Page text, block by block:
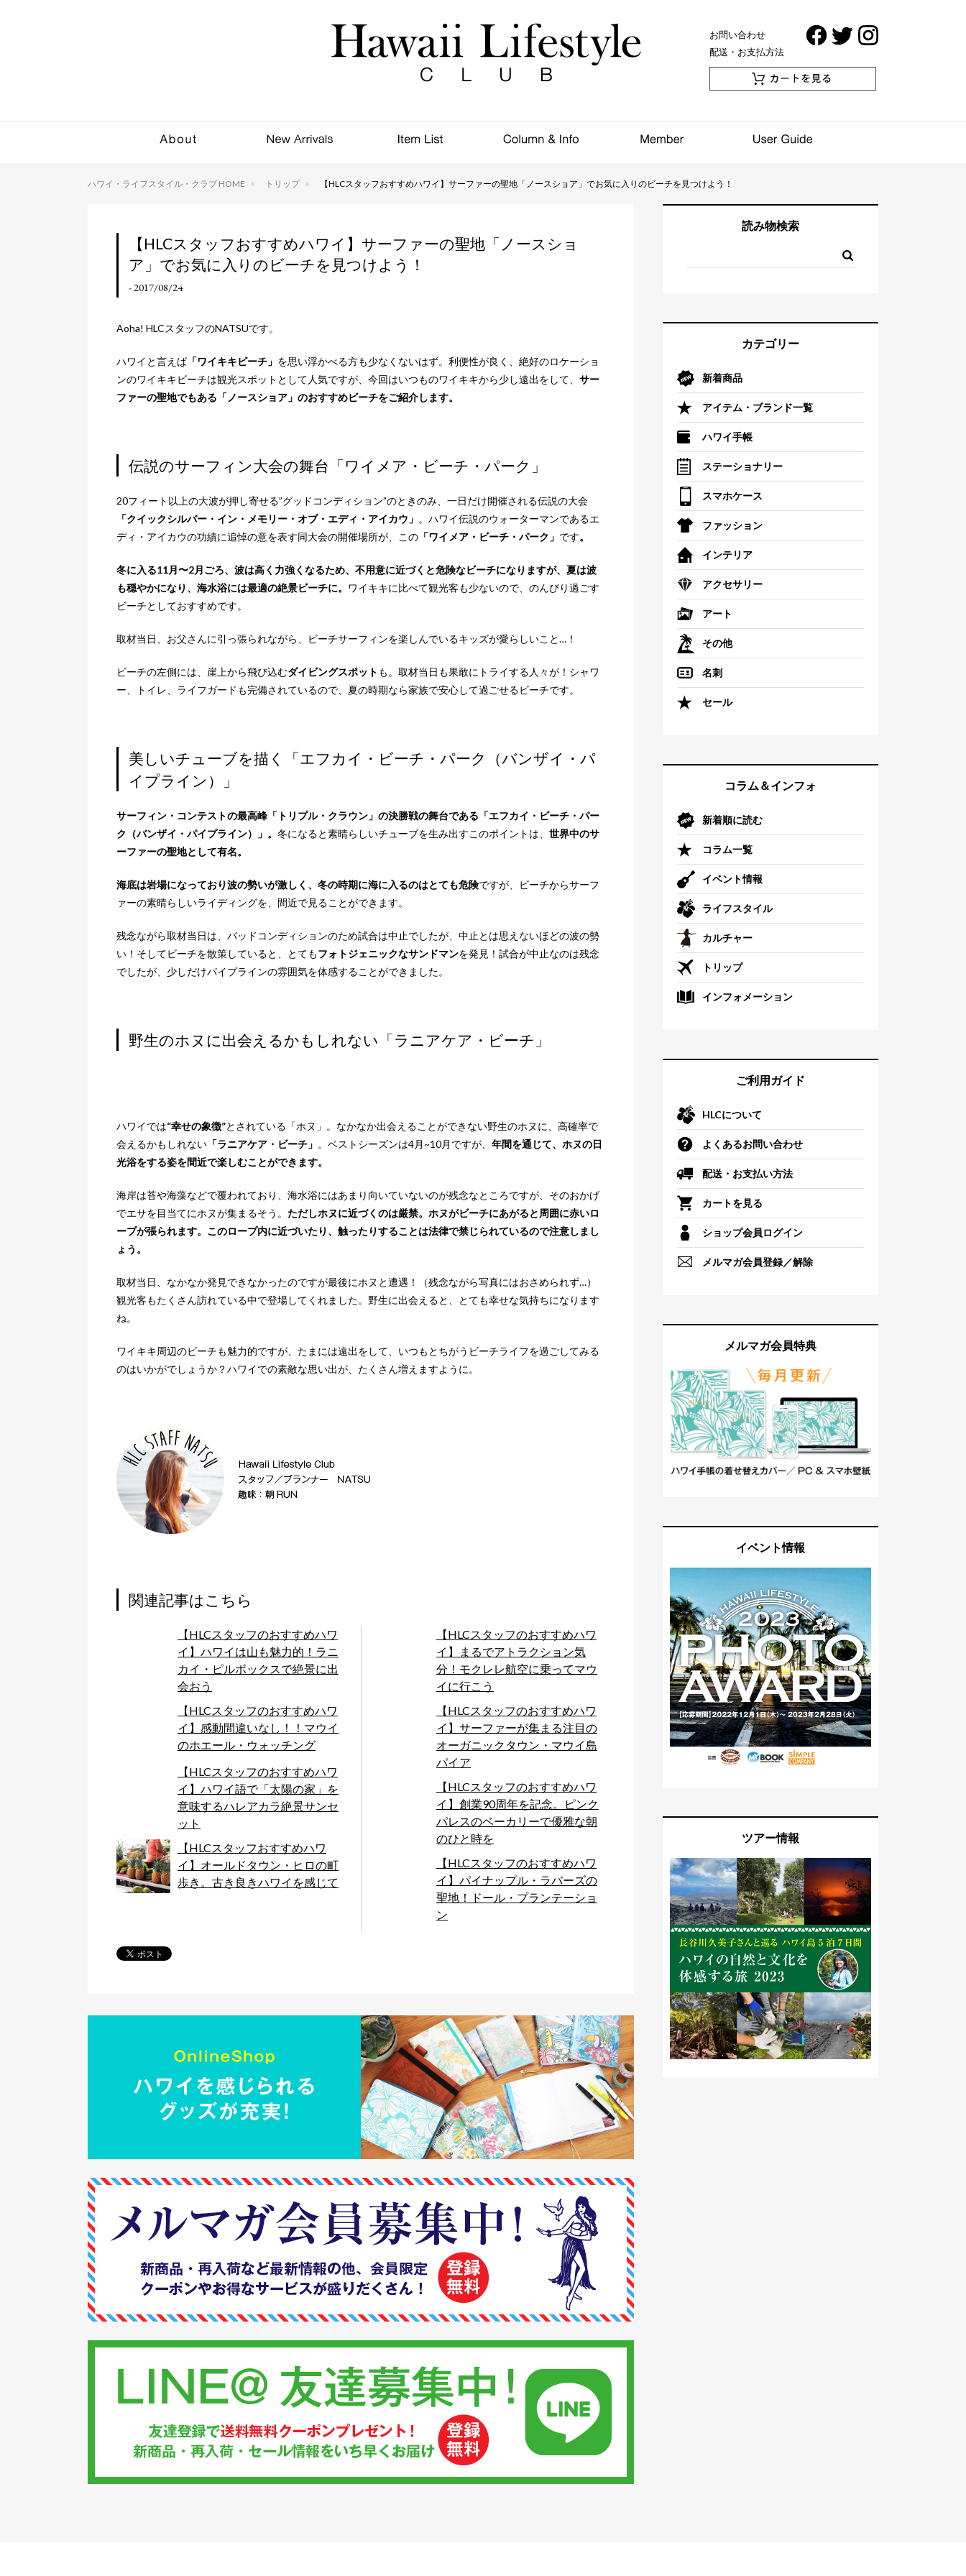
お問い合わせ
配送・お支払方法
ハワイ・ライフスタイル・クラブ HOME トリップ 【HLCスタッフおすすめハワイ】サーファーの聖地「ノースショア」でお気に入りのビーチを見つけよう！
【HLCスタッフおすすめハワイ】サーファーの聖地「ノースショ
ア」でお気に入りのビーチを見つけよう！
- 2017/08/24
Aoha! HLCスタッフのNATSUです。
ハワイと言えば「ワイキキビーチ」 を思い浮かべる方も少なくないはず。利便性が良く、絶好のロケーショ
ンのワイキキビーチは観光スポットとして人気ですが、今回はいつものワイキキから少し遠出をして、 サー
ファーの聖地でもある「ノースショア」のおすすめビーチをご紹介します。
伝説のサーフィン大会の舞台「ワイメア・ビーチ・パーク」
20フィート以上の大波が押し寄せる”グッドコンディション”のときのみ、一日だけ開催される伝説の大会
「クイックシルバー・イン・メモリー・オブ・エディ・アイカウ」 。ハワイ伝説のウォーターマンであるエ
ディ・アイカウの功績に追悼の意を表す同大会の開催場所が、この 「ワイメア・ビーチ・パーク」 です。
冬に入る11月〜2月ごろ、波は高く力強くなるため、不用意に近づくと危険なビーチになりますが、夏は波
も穏やかになり、海水浴には最適の絶景ビーチに。 ワイキキに比べて観光客も少ないので、のんびり過ごす
ビーチとしておすすめです。
取材当日、お父さんに引っ張られながら、ビーチサーフィンを楽しんでいるキッズが愛らしいこと…！
ビーチの左側には、崖上から飛び込むダイビングスポット も。取材当日も果敢にトライする人々が！シャワ
ー、トイレ、ライフガードも完備されているので、夏の時期なら家族で安心して過ごせるビーチです。
美しいチューブを描く「エフカイ・ビーチ・パーク（バンザイ・パ
イプライン）」
サーフィン・コンテストの最高峰「トリプル・クラウン」の決勝戦の舞台である「エフカイ・ビーチ・パー
ク（バンザイ・パイプライン）」。 冬になると素晴らしいチューブを生み出すこのポイントは、 世界中のサ
ーファーの聖地として有名。
海底は岩場になっており波の勢いが激しく、冬の時期に海に入るのはとても危険ですが、ビーチからサーフ
ァーの素晴らしいライディングを、間近で見ることができます。
残念ながら取材当日は、バッドコンディションのため試合は中止でしたが、中止とは思えないほどの波の勢
い！そしてビーチを散策していると、とてもフォトジェニックなサンドマンを発見！試合が中止なのは残念
でしたが、少しだけパイプラインの雰囲気を体感することができました。
野生のホヌに出会えるかもしれない「ラニアケア・ビーチ」
ハワイでは“幸せの象徴”とされている「ホヌ」。なかなか出会えることができない野生のホヌに、高確率で
会えるかもしれない 「ラニアケア・ビーチ」 。ベストシーズンは4月~10月ですが、 年間を通じて、ホヌの日
光浴をする姿を間近で楽しむことができます。
海岸は苔や海藻などで覆われており、海水浴にはあまり向いていないのが残念なところですが、そのおかげ
でエサを目当てにホヌが集まるそう。 ただしホヌに近づくのは厳禁。ホヌがビーチにあがると周囲に赤いロ
ープが張られます。このロープ内に近づいたり、触ったりすることは法律で禁じられているので注意しまし
ょう。
取材当日、なかなか発見できなかったのですが最後にホヌと遭遇！（残念ながら写真にはおさめられず…）
観光客もたくさん訪れている中で登場してくれました。野生に出会えると、とても幸せな気持ちになります
ね。
ワイキキ周辺のビーチも魅力的ですが、たまには遠出をして、いつもとちがうビーチライフを過ごしてみる
のはいかがでしょうか？ハワイでの素敵な思い出が、たくさん増えますように。
関連記事はこちら
【HLCスタッフのおすすめハワ
イ】ハワイは山も魅力的！ラニ
カイ・ピルボックスで絶景に出
会おう
【HLCスタッフのおすすめハワ
イ】感動間違いなし！！マウイ
のホエール・ウォッチング
【HLCスタッフのおすすめハワ
イ】ハワイ語で「太陽の家」を
意味するハレアカラ絶景サンセ
ット
【HLCスタッフおすすめハワ
イ】オールドタウン・ヒロの町
歩き。古き良きハワイを感じて
【HLCスタッフのおすすめハワ
イ】まるでアトラクション気
分！モクレレ航空に乗ってマウ
イに行こう
【HLCスタッフのおすすめハワ
イ】サーファーが集まる注目の
オーガニックタウン・マウイ島
パイア
【HLCスタッフのおすすめハワ
イ】創業90周年を記念。ピンク
パレスのベーカリーで優雅な朝
のひと時を
【HLCスタッフのおすすめハワ
イ】パイナップル・ラバーズの
聖地！ドール・プランテーショ
ン
読み物検索
カテゴリー
新着商品
アイテム・ブランド一覧
ハワイ手帳
ステーショナリー
スマホケース
ファッション
インテリア
アクセサリー
アート
その他
名刺
セール
コラム＆インフォ
新着順に読む
コラム一覧
イベント情報
ライフスタイル
カルチャー
トリップ
インフォメーション
ご利用ガイド
HLCについて
よくあるお問い合わせ
配送・お支払い方法
カートを見る
ショップ会員ログイン
メルマガ会員登録／解除
メルマガ会員特典
イベント情報
ツアー情報